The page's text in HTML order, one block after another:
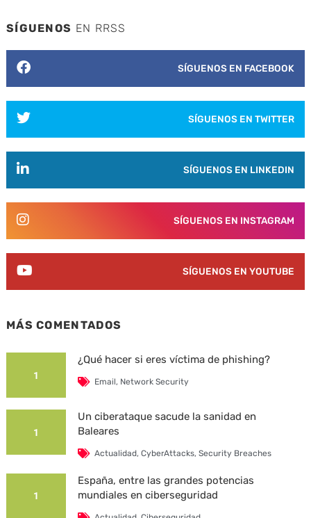
SÍGUENOS EN RRSS
SÍGUENOS EN FACEBOOK
SÍGUENOS EN TWITTER
SÍGUENOS EN LINKEDIN
SÍGUENOS EN INSTAGRAM
SÍGUENOS EN YOUTUBE
MÁS COMENTADOS
1
¿Qué hacer si eres víctima de phishing?
Email, Network Security
1
Un ciberataque sacude la sanidad en
Baleares
Actualidad,CyberAttacks,Security Breaches
1
España, entre las grandes potencias
mundiales en ciberseguridad